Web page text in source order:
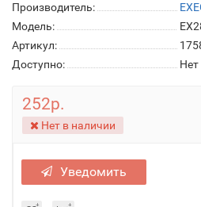
Производитель:
Модель:
Артикул:
Доступно:
Нет
252р.
Нет в наличии
Уведомить